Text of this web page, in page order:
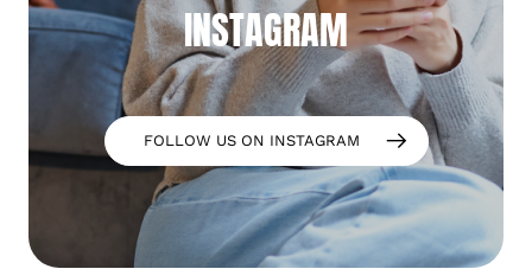
INSTAGRAM
FOLLOW US ON INSTAGRAM